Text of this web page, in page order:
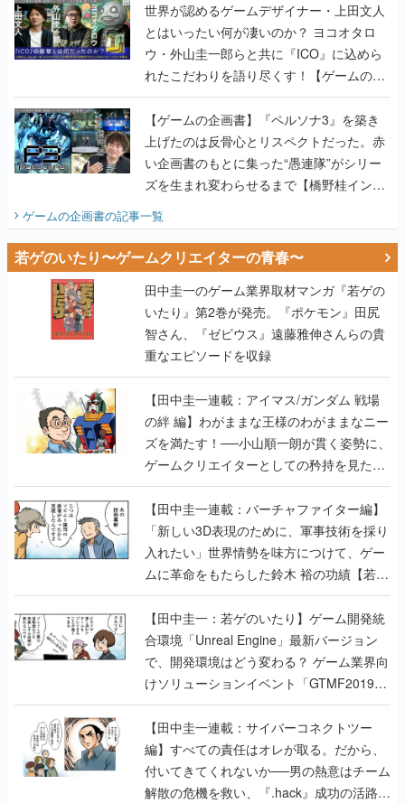
世界が認めるゲームデザイナー・上田文人
とはいったい何が凄いのか？ ヨコオタロ
ウ・外山圭一郎らと共に『ICO』に込めら
れたこだわりを語り尽くす！【ゲームの企
画書】
【ゲームの企画書】『ペルソナ3』を築き
上げたのは反骨心とリスペクトだった。赤
い企画書のもとに集った“愚連隊”がシリー
ズを生まれ変わらせるまで【橋野桂インタ
ビュー】
ゲームの企画書の記事一覧
若ゲのいたり〜ゲームクリエイターの青春〜
田中圭一のゲーム業界取材マンガ『若ゲの
いたり』第2巻が発売。『ポケモン』田尻
智さん、『ゼビウス』遠藤雅伸さんらの貴
重なエピソードを収録
【田中圭一連載：アイマス/ガンダム 戦場
の絆 編】わがままな王様のわがままなニー
ズを満たす！──小山順一朗が貫く姿勢に、
ゲームクリエイターとしての矜持を見た
【若ゲのいたり最終回】
【田中圭一連載：バーチャファイター編】
「新しい3D表現のために、軍事技術を採り
入れたい」世界情勢を味方につけて、ゲー
ムに革命をもたらした鈴木 裕の功績【若ゲ
のいたり】
【田中圭一：若ゲのいたり】ゲーム開発統
合環境「Unreal Engine」最新バージョン
で、開発環境はどう変わる？ ゲーム業界向
けソリューションイベント「GTMF2019」
に行って、より理解を深めよう【PR】
【田中圭一連載：サイバーコネクトツー
編】すべての責任はオレが取る。だから、
付いてきてくれないか──男の熱意はチーム
解散の危機を救い、『.hack』成功の活路を